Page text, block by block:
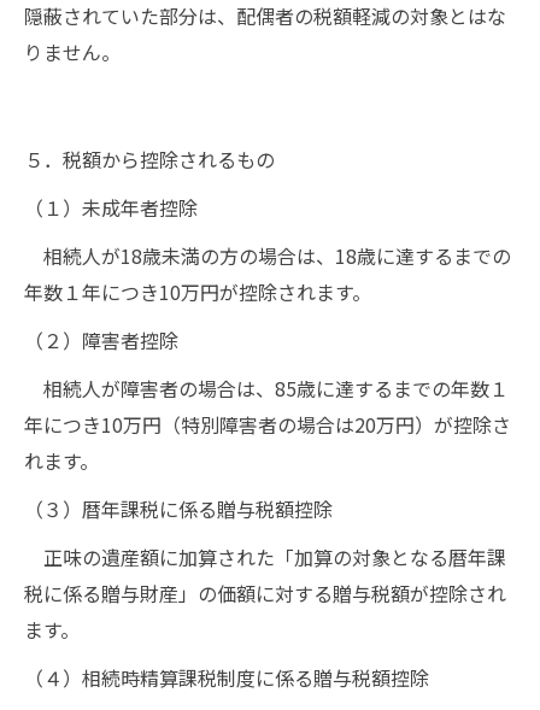
隠蔽されていた部分は、配偶者の税額軽減の対象とはな
りません。
５．税額から控除されるもの
（１）未成年者控除
相続人が18歳未満の方の場合は、18歳に達するまでの
年数１年につき10万円が控除されます。
（２）障害者控除
相続人が障害者の場合は、85歳に達するまでの年数１
年につき10万円（特別障害者の場合は20万円）が控除さ
れます。
（３）暦年課税に係る贈与税額控除
正味の遺産額に加算された「加算の対象となる暦年課
税に係る贈与財産」の価額に対する贈与税額が控除され
ます。
（４）相続時精算課税制度に係る贈与税額控除